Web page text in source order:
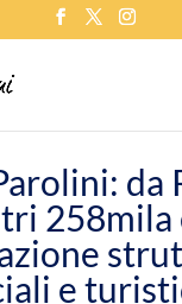
da
e